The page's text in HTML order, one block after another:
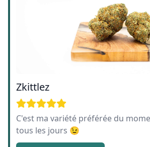
Zkittlez
C'est ma variété préférée du
tous les jours 😉